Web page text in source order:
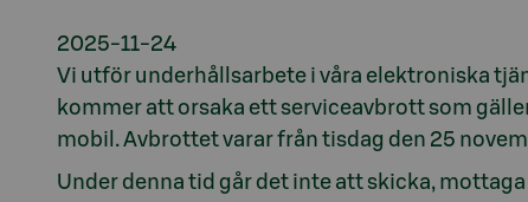
2025-11-24
Vi utför underhållsarbete i våra elektroniska
kommer att orsaka ett serviceavbrott som
mobil. Avbrottet varar från tisdag den 25
Under denna tid går det inte att skicka,